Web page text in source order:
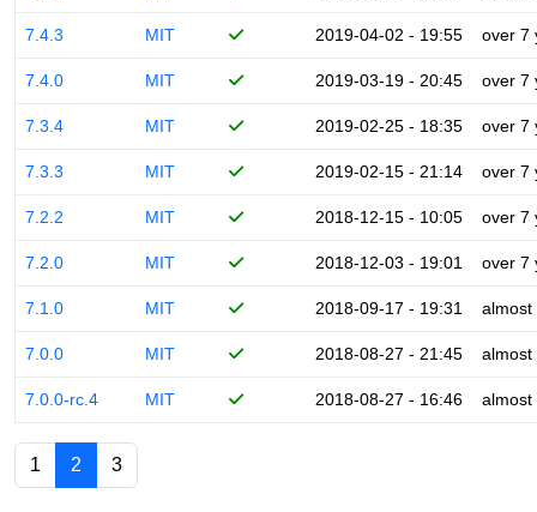
7.4.3 MIT 2019-04-02 - 19:55 over 7
7.4.0 MIT 2019-03-19 - 20:45 over 7
7.3.4 MIT 2019-02-25 - 18:35 over 7
7.3.3 MIT 2019-02-15 - 21:14 over 7
7.2.2 MIT 2018-12-15 - 10:05 over 7
7.2.0 MIT 2018-12-03 - 19:01 over 7
7.1.0 MIT 2018-09-17 - 19:31 almost
7.0.0 MIT 2018-08-27 - 21:45 almost
7.0.0-rc.4 MIT 2018-08-27 - 16:46 almost
1 2 3